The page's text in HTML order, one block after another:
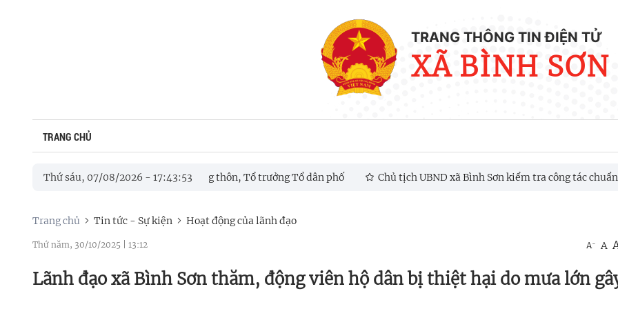
TRANG THÔNG TIN ĐIỆN TỬ
XÃ BÌNH SƠN
TRANG CHỦ
Thứ sáu, 07/08/2026 - 17:43:54
tra công tác chuẩn bị bầu cử Trưởng thôn, Tổ trưởng Tổ dân phố Chủ tịch UBND xã Bình Sơn kiểm tra công tác chuẩn bị bầu
Trang chủ
Tin tức - Sự kiện Hoạt động của lãnh đạo
Thứ năm, 30/10/2025 13:12 A- A
Lãnh đạo xã Bình Sơn thăm, động viên hộ dân bị thiệt hại do mưa lớn